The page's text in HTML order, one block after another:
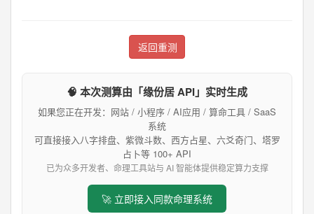
返回重测
🧠 本次测算由「缘份居 API」实时生成
如果您正在开发：网站 / 小程序 / AI应用 / 算命工具 / SaaS
系统
可直接接入八字排盘、紫微斗数、西方占星、六爻奇门、塔罗
占卜等 100+ API
已为众多开发者、命理工具站与 AI 智能体提供稳定算力支撑
🚀 立即接入同款命理系统